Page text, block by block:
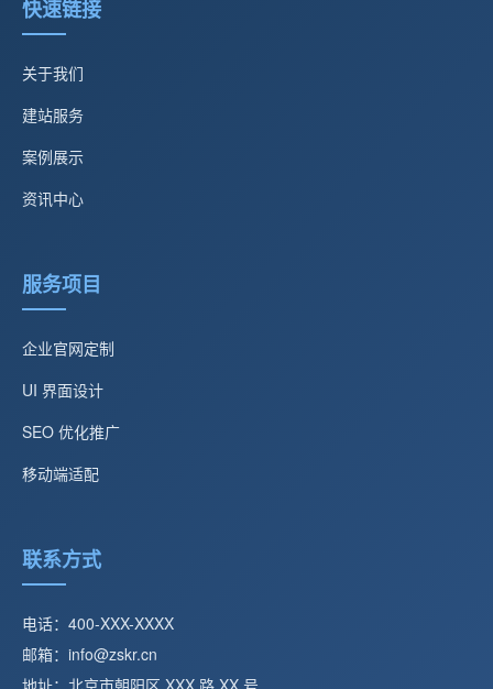
快速链接
关于我们
建站服务
案例展示
资讯中心
服务项目
企业官网定制
UI 界面设计
SEO 优化推广
移动端适配
联系方式
电话：400-XXX-XXXX
邮箱：info@zskr.cn
地址：北京市朝阳区 XXX 路 XX 号